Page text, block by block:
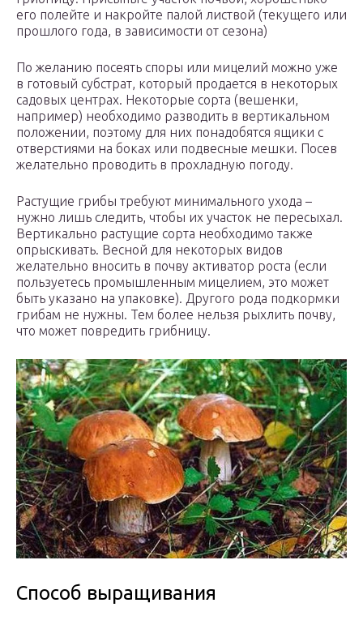
его полейте и накройте палой листвой (текущего или
прошлого года, в зависимости от сезона)
По желанию посеять споры или мицелий можно уже
в готовый субстрат, который продается в некоторых
садовых центрах. Некоторые сорта (вешенки,
например) необходимо разводить в вертикальном
положении, поэтому для них понадобятся ящики с
отверстиями на боках или подвесные мешки. Посев
желательно проводить в прохладную погоду.
Растущие грибы требуют минимального ухода –
нужно лишь следить, чтобы их участок не пересыхал.
Вертикально растущие сорта необходимо также
опрыскивать. Весной для некоторых видов
желательно вносить в почву активатор роста (если
пользуетесь промышленным мицелием, это может
быть указано на упаковке). Другого рода подкормки
грибам не нужны. Тем более нельзя рыхлить почву,
что может повредить грибницу.
Способ выращивания